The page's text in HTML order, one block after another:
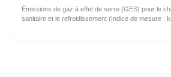
Émissions de gaz à effet de serre (GES) pour le
sanitaire et le refroidissement (Indice de mesure :